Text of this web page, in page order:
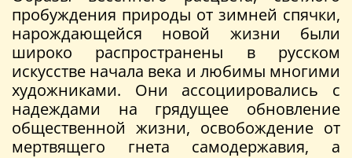
пробуждения природы от зимней спячки,
нарождающейся новой жизни были
широко распространены в русском
искусстве начала века и любимы многими
художниками. Они ассоциировались с
надеждами на грядущее обновление
общественной жизни, освобождение от
мертвящего гнета самодержавия, а